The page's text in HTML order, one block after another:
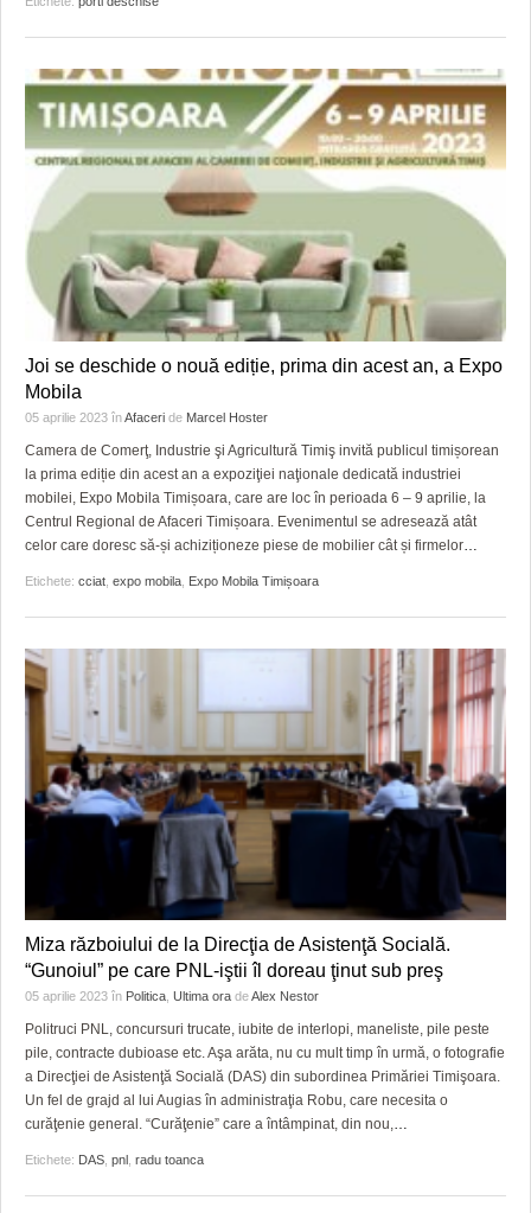
Joi se deschide o nouă ediție, prima din acest an, a Expo
Mobila
05 aprilie 2023 înAfaceri de Marcel Hoster
Camera de Comerţ, Industrie şi Agricultură Timiş invită publicul timișorean
la prima ediție din acest an a expoziţiei naţionale dedicată industriei
mobilei, Expo Mobila Timișoara, care are loc în perioada 6 – 9 aprilie, la
Centrul Regional de Afaceri Timișoara. Evenimentul se adresează atât
celor care doresc să-și achiziționeze piese de mobilier cât și firmelor…
Etichete: cciat expo mobila Expo Mobila Timișoara
Miza războiului de la Direcţia de Asistenţă Socială.
“Gunoiul” pe care PNL-iştii îl doreau ţinut sub preş
05 aprilie 2023 în Politica, Ultima ora deAlex Nestor
Politruci PNL, concursuri trucate, iubite de interlopi, maneliste, pile peste
pile, contracte dubioase etc. Aşa arăta, nu cu mult timp în urmă, o fotografie
a Direcţiei de Asistenţă Socială (DAS) din subordinea Primăriei Timişoara.
Un fel de grajd al lui Augias în administraţia Robu, care necesita o
curăţenie general. “Curăţenie” care a întâmpinat, din nou,…
Etichete: DAS, pnl , radu toanca